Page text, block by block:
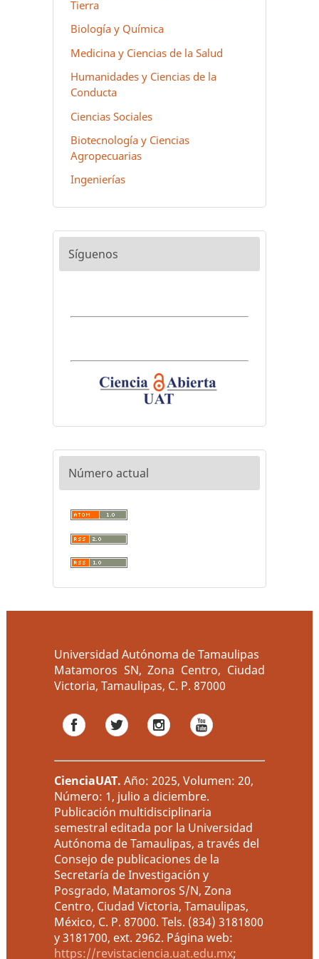
Tierra
Biología y Química
Medicina y Ciencias de la Salud
Humanidades y Ciencias de la
Conducta
Ciencias Sociales
Biotecnología y Ciencias
Agropecuarias
Ingenierías
Síguenos
Número actual
Universidad Autónoma de Tamaulipas
Matamoros SN, Zona Centro, Ciudad
Victoria, Tamaulipas, C. P. 87000
CienciaUAT. Año: 2025, Volumen: 20,
Número: 1, julio a diciembre.
Publicación multidisciplinaria
semestral editada por la Universidad
Autónoma de Tamaulipas, a través del
Consejo de publicaciones de la
Secretaría de Investigación y
Posgrado, Matamoros S/N, Zona
Centro, Ciudad Victoria, Tamaulipas,
México, C. P. 87000. Tels. (834) 3181800
y 3181700, ext. 2962. Página web:
https://revistaciencia.uat.edu.mx;